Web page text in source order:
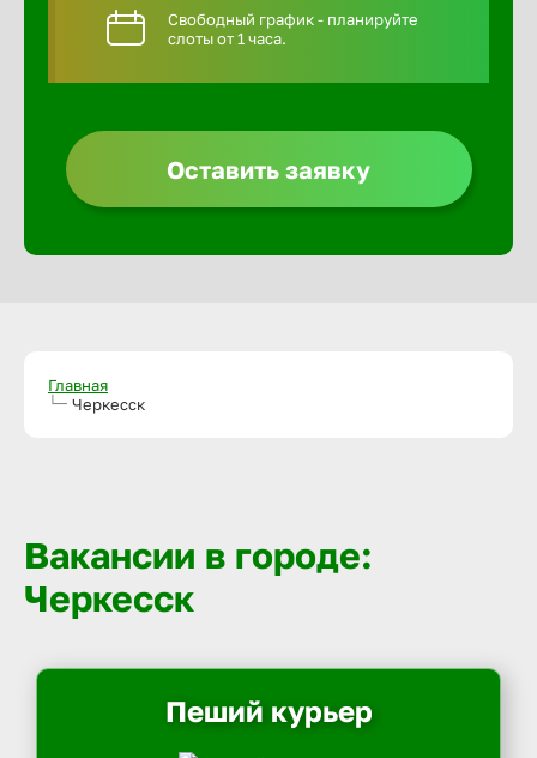
Свободный график - планируйте
слоты от 1 часа.
Оставить заявку
Главная
Черкесск
Вакансии в городе:
Черкесск
Пеший курьер